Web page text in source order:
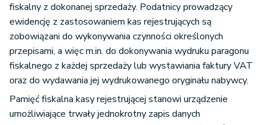
fiskalny z dokonanej sprzedaży. Podatnicy prowadzący
ewidencję z zastosowaniem kas rejestrujących są
zobowiązani do wykonywania czynności określonych
przepisami, a więc m.in. do dokonywania wydruku paragonu
fiskalnego z każdej sprzedaży lub wystawiania faktury VAT
oraz do wydawania jej wydrukowanego oryginału nabywcy.
Pamięć fiskalna kasy rejestrującej stanowi urządzenie
umożliwiające trwały jednokrotny zapis danych